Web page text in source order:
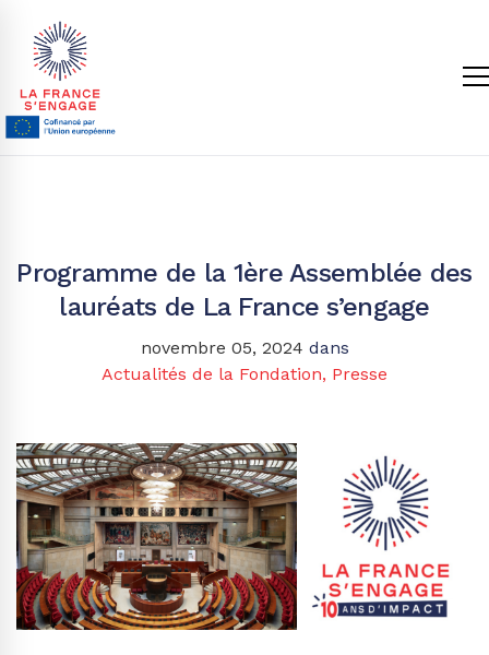
Programme de la 1ère Assemblée des
lauréats de La France s’engage
novembre 05, 2024 dans
Actualités de la Fondation, Presse